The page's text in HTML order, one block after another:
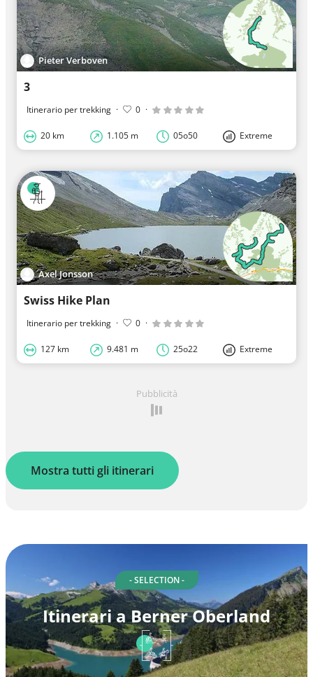
Pieter Verboven
3
Itinerario per trekking · 0 ·
20 km 1.105 m 05o50 Extreme
Axel Jonsson
Swiss Hike Plan
Itinerario per trekking · 0 ·
127 km 9.481 m 25o22 Extreme
Pubblicità
Mostra tutti gli itinerari
- SELECTION -
Itinerari a Berner Oberland